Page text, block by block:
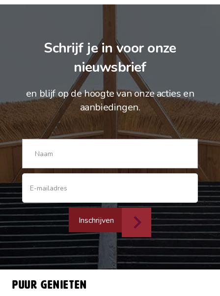
Schrijf je in voor onze
nieuwsbrief
en blijf op de hoogte van onze acties en
aanbiedingen.
Inschrijven
Puur genieten